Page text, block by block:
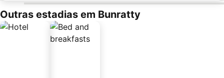
Outras estadias em Bunratty